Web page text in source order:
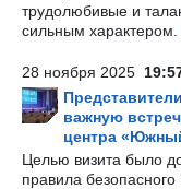
трудолюбивые и
сильным характером.
28 ноября 2025
важную
центра
Целью визита было
правила